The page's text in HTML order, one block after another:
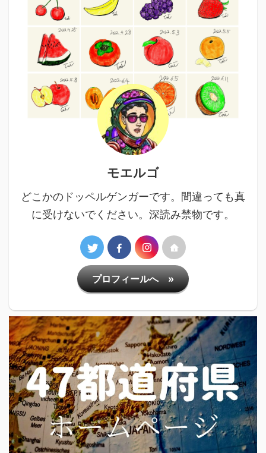
モエルゴ
どこかのドッペルゲンガーです。間違っても真
に受けないでください。深読み禁物です。
プロフィールへ »